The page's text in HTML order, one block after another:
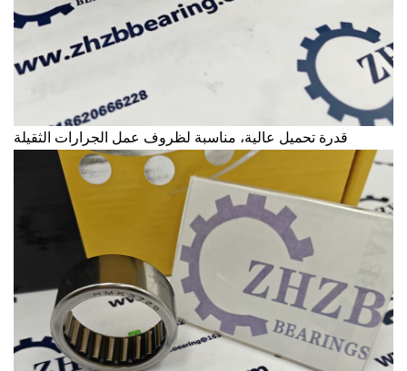
قدرة تحميل عالية، مناسبة لظروف عمل الجرارات الثقيلة